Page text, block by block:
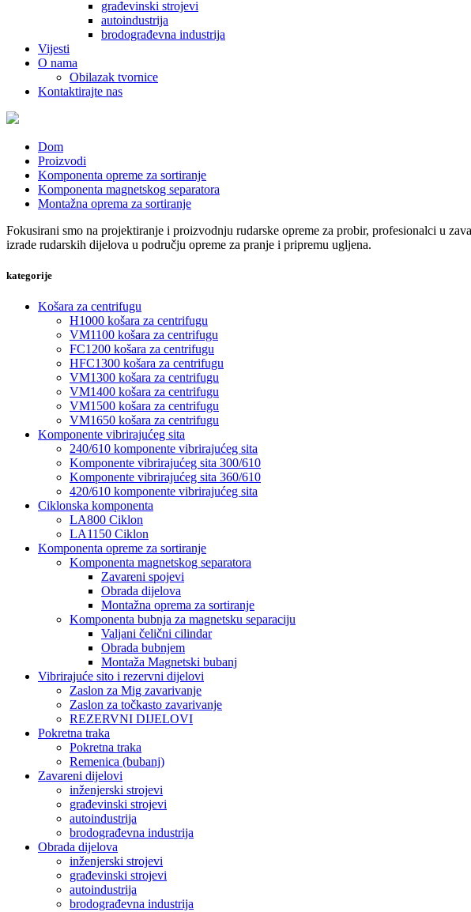
građevinski strojevi
autoindustrija
brodograđevna industrija
Vijesti
O nama
Obilazak tvornice
Kontaktirajte nas
Dom
Proizvodi
Komponenta opreme za sortiranje
Komponenta magnetskog separatora
Montažna oprema za sortiranje
Fokusirani smo na projektiranje i proizvodnju rudarske opreme za probir, profesionalci u
izrade rudarskih dijelova u području opreme za pranje i pripremu ugljena.
kategorije
Košara za centrifugu
H1000 košara za centrifugu
VM1100 košara za centrifugu
FC1200 košara za centrifugu
HFC1300 košara za centrifugu
VM1300 košara za centrifugu
VM1400 košara za centrifugu
VM1500 košara za centrifugu
VM1650 košara za centrifugu
Komponente vibrirajućeg sita
240/610 komponente vibrirajućeg sita
Komponente vibrirajućeg sita 300/610
Komponente vibrirajućeg sita 360/610
420/610 komponente vibrirajućeg sita
Ciklonska komponenta
LA800 Ciklon
LA1150 Ciklon
Komponenta opreme za sortiranje
Komponenta magnetskog separatora
Zavareni spojevi
Obrada dijelova
Montažna oprema za sortiranje
Komponenta bubnja za magnetsku separaciju
Valjani čelični cilindar
Obrada bubnjem
Montaža Magnetski bubanj
Vibrirajuće sito i rezervni dijelovi
Zaslon za Mig zavarivanje
Zaslon za točkasto zavarivanje
REZERVNI DIJELOVI
Pokretna traka
Pokretna traka
Remenica (bubanj)
Zavareni dijelovi
inženjerski strojevi
građevinski strojevi
autoindustrija
brodograđevna industrija
Obrada dijelova
inženjerski strojevi
građevinski strojevi
autoindustrija
brodograđevna industrija